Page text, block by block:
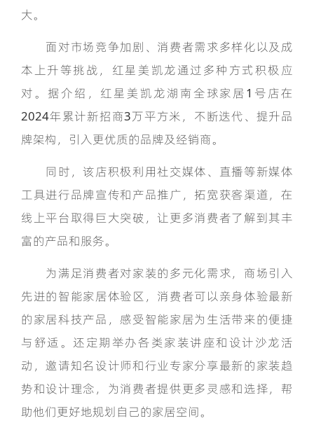
大。
面对市场竞争加剧、消费者需求多样化以及成
本上升等挑战，红星美凯龙通过多种方式积极应
对。据介绍，红星美凯龙湖南全球家居1号店在
2024年累计新招商3万平方米，不断迭代、提升品
牌架构，引入更优质的品牌及经销商。
同时，该店积极利用社交媒体、直播等新媒体
工具进行品牌宣传和产品推广，拓宽获客渠道，在
线上平台取得巨大突破，让更多消费者了解到其丰
富的产品和服务。
为满足消费者对家装的多元化需求，商场引入
先进的智能家居体验区，消费者可以亲身体验最新
的家居科技产品，感受智能家居为生活带来的便捷
与舒适。还定期举办各类家装讲座和设计沙龙活
动，邀请知名设计师和行业专家分享最新的家装趋
势和设计理念，为消费者提供更多灵感和选择，帮
助他们更好地规划自己的家居空间。